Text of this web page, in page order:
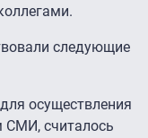
следующие
осуществления
СМИ, считалось